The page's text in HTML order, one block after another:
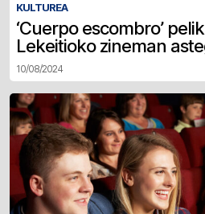
KULTUREA
‘Cuerpo escombro’
Lekeitioko zineman
10/08/2024